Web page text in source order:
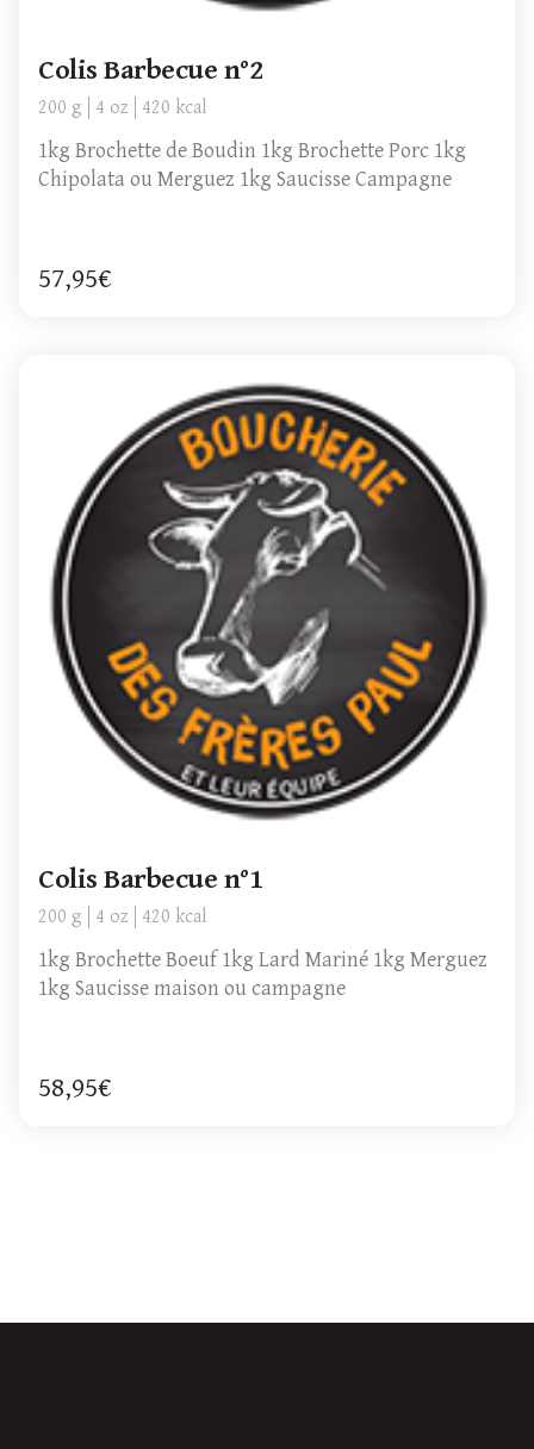
Colis Barbecue n°2
200 g 4 oz 420 kcal
1kg Brochette de Boudin 1kg Brochette Porc 1kg
Chipolata ou Merguez 1kg Saucisse Campagne
57,95€
Colis Barbecue n°1
200 g 4 oz 420 kcal
1kg Brochette Boeuf 1kg Lard Mariné 1kg Merguez
1kg Saucisse maison ou campagne
58,95€